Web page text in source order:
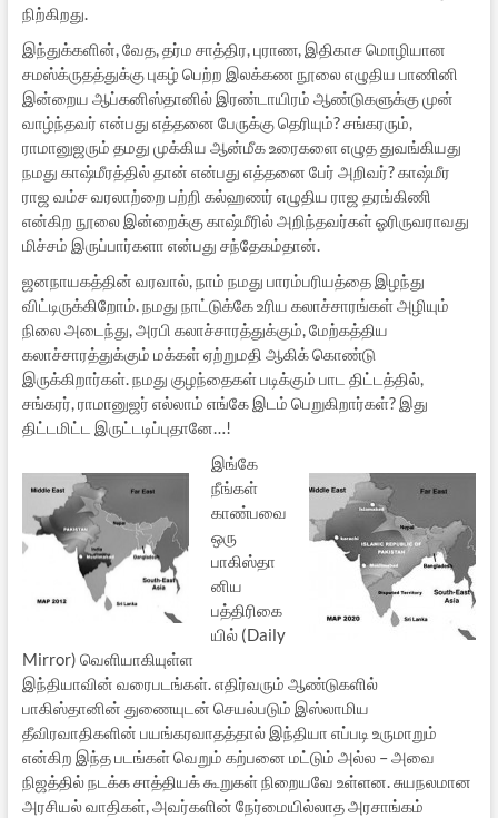
நிற்கிறது.
இந்துக்களின், வேத, தர்ம சாத்திர, புராண, இதிகாச மொழியான
சமஸ்க்ருதத்துக்கு புகழ் பெற்ற இலக்கண நூலை எழுதிய பாணினி
இன்றைய ஆப்கனிஸ்தானில் இரண்டாயிரம் ஆண்டுகளுக்கு முன்
வாழ்ந்தவர் என்பது எத்தனை பேருக்கு தெரியும்? சங்கரரும்,
ராமானுஜரும் தமது முக்கிய ஆன்மீக உரைகளை எழுத துவங்கியது
நமது காஷ்மீரத்தில் தான் என்பது எத்தனை பேர் அறிவர்? காஷ்மீர
ராஜ வம்ச வரலாற்றை பற்றி கல்ஹணர் எழுதிய ராஜ தரங்கிணி
என்கிற நூலை இன்றைக்கு காஷ்மீரில் அறிந்தவர்கள் ஓரிருவராவது
மிச்சம் இருப்பார்களா என்பது சந்தேகம்தான்.
ஜனநாயகத்தின் வரவால், நாம் நமது பாரம்பரியத்தை இழந்து
விட்டிருக்கிறோம். நமது நாட்டுக்கே உரிய கலாச்சாரங்கள் அழியும்
நிலை அடைந்து, அரபி கலாச்சாரத்துக்கும், மேற்கத்திய
கலாச்சாரத்துக்கும் மக்கள் ஏற்றுமதி ஆகிக் கொண்டு
இருக்கிறார்கள். நமது குழந்தைகள் படிக்கும் பாட திட்டத்தில்,
சங்கரர், ராமானுஜர் எல்லாம் எங்கே இடம் பெறுகிறார்கள்? இது
திட்டமிட்ட இருட்டடிப்புதானே…!
இங்கே
நீங்கள்
காண்பவை
ஒரு
பாகிஸ்தா
னிய
பத்திரிகை
யில் (Daily
Mirror) வெளியாகியுள்ள
இந்தியாவின் வரைபடங்கள். எதிர்வரும் ஆண்டுகளில்
பாகிஸ்தானின் துணையுடன் செயல்படும் இஸ்லாமிய
தீவிரவாதிகளின் பயங்கரவாதத்தால் இந்தியா எப்படி உருமாறும்
என்கிற இந்த படங்கள் வெறும் கற்பனை மட்டும் அல்ல – அவை
நிஜத்தில் நடக்க சாத்தியக் கூறுகள் நிறையவே உள்ளன. சுயநலமான
அரசியல் வாதிகள், அவர்களின் நேர்மையில்லாத அரசாங்கம்